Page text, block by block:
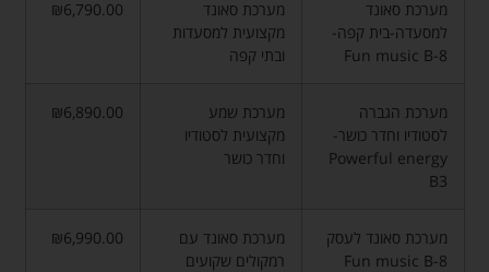
מערכת סאונד
למסעדה-בית קפה-
Fun music B-8
מערכת סאונד
מקצועית למסעדות
ובתי קפה
₪6,790.00
מערכת הגברה
לסטודיו וחדר כושר-
Powerful energy
B3
מערכת שמע
מקצועית לסטודיו
וחדר כושר
₪6,890.00
מערכת סאונד לעסק
Fun music B-8
מערכת סאונד עם
רמקולים שקועים
₪6,990.00